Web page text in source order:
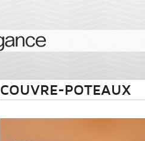
COUVRE-POTEAUX